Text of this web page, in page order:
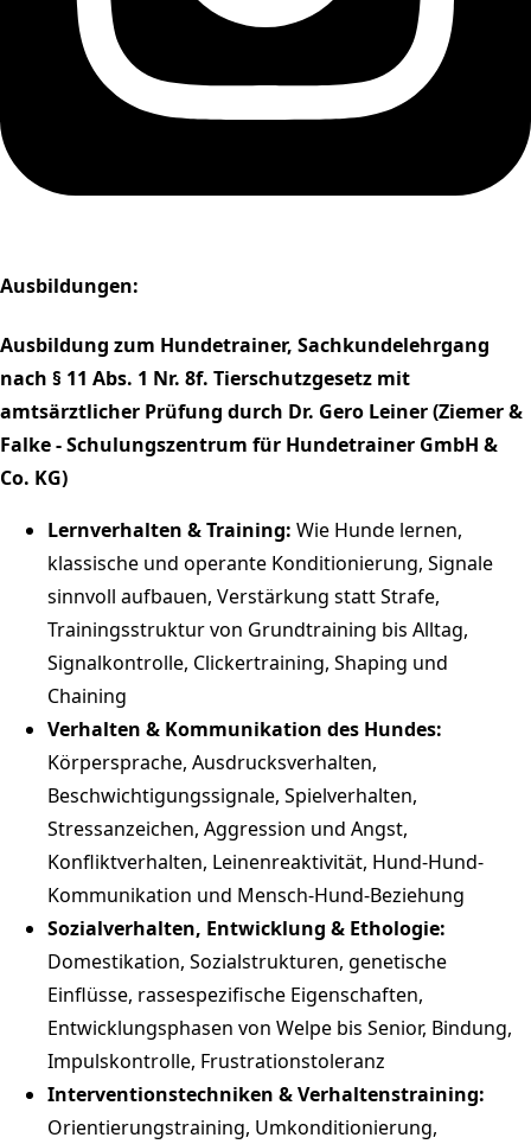
Ausbildungen:
Ausbildung zum Hundetrainer, Sachkundelehrgang
nach § 11 Abs. 1 Nr. 8f. Tierschutzgesetz mit
amtsärztlicher Prüfung durch Dr. Gero Leiner (Ziemer &
Falke - Schulungszentrum für Hundetrainer GmbH &
Co. KG)
Lernverhalten & Training: Wie Hunde lernen,
klassische und operante Konditionierung, Signale
sinnvoll aufbauen, Verstärkung statt Strafe,
Trainingsstruktur von Grundtraining bis Alltag,
Signalkontrolle, Clickertraining, Shaping und
Chaining
Verhalten & Kommunikation des Hundes:
Körpersprache, Ausdrucksverhalten,
Beschwichtigungssignale, Spielverhalten,
Stressanzeichen, Aggression und Angst,
Konfliktverhalten, Leinenreaktivität, Hund-Hund-
Kommunikation und Mensch-Hund-Beziehung
Sozialverhalten, Entwicklung & Ethologie:
Domestikation, Sozialstrukturen, genetische
Einflüsse, rassespezifische Eigenschaften,
Entwicklungsphasen von Welpe bis Senior, Bindung,
Impulskontrolle, Frustrationstoleranz
Interventionstechniken & Verhaltenstraining:
Orientierungstraining, Umkonditionierung,